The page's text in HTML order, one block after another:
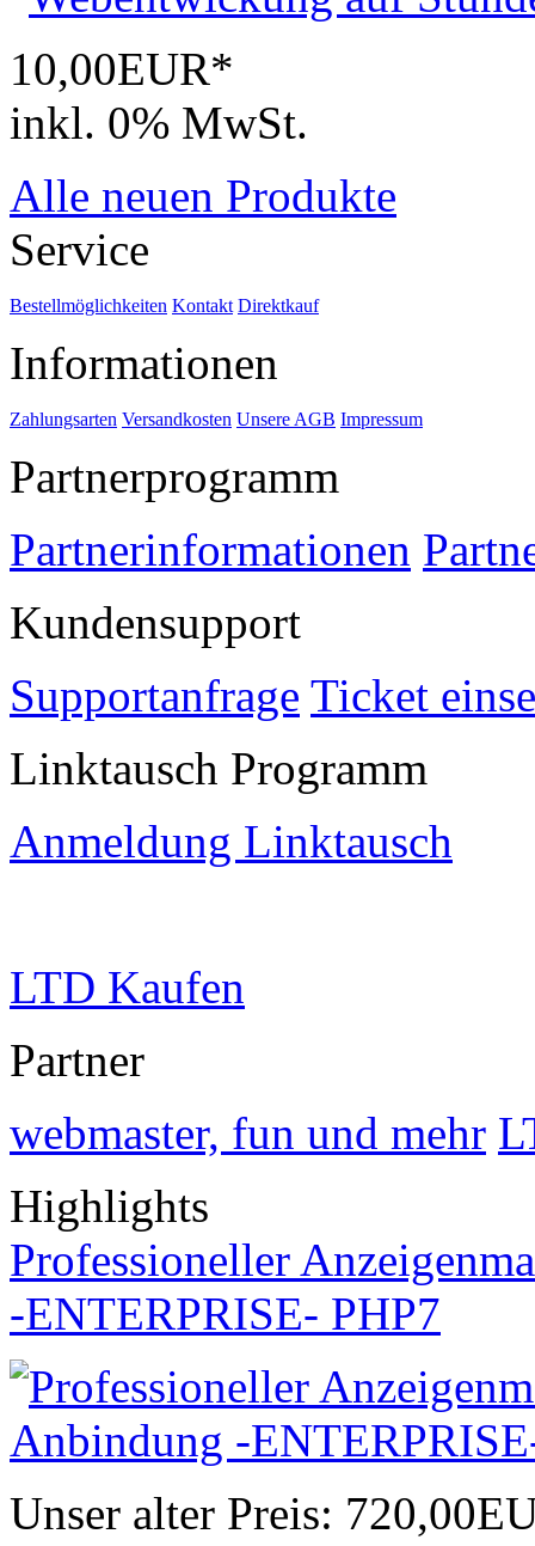
10,00EUR*
inkl. 0% MwSt.
Alle neuen Produkte
Service
Bestellmöglichkeiten Kontakt Direktkauf
Informationen
Zahlungsarten Versandkosten Unsere AGB Impressum
Partnerprogramm
Partnerinformationen
Kundensupport
Supportanfrage Ticket
Linktausch Programm
Anmeldung Linktausch
LTD Kaufen
Partner
webmaster, fun und mehr
Highlights
Professioneller
-ENTERPRISE- PHP7
Unser alter Preis: